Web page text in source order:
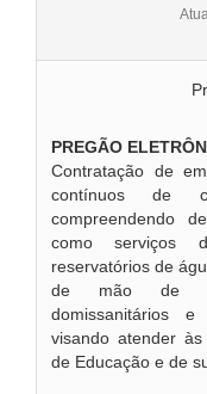
PREGÃO
Contratação de
contínuos de
compreendendo
como serviços
reservatórios de
de mão de
domissanitários
visando atender
de Educação e de